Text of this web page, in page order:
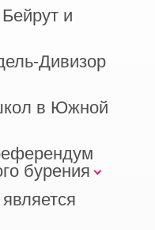
и
Дивизор
в Южной
бурения